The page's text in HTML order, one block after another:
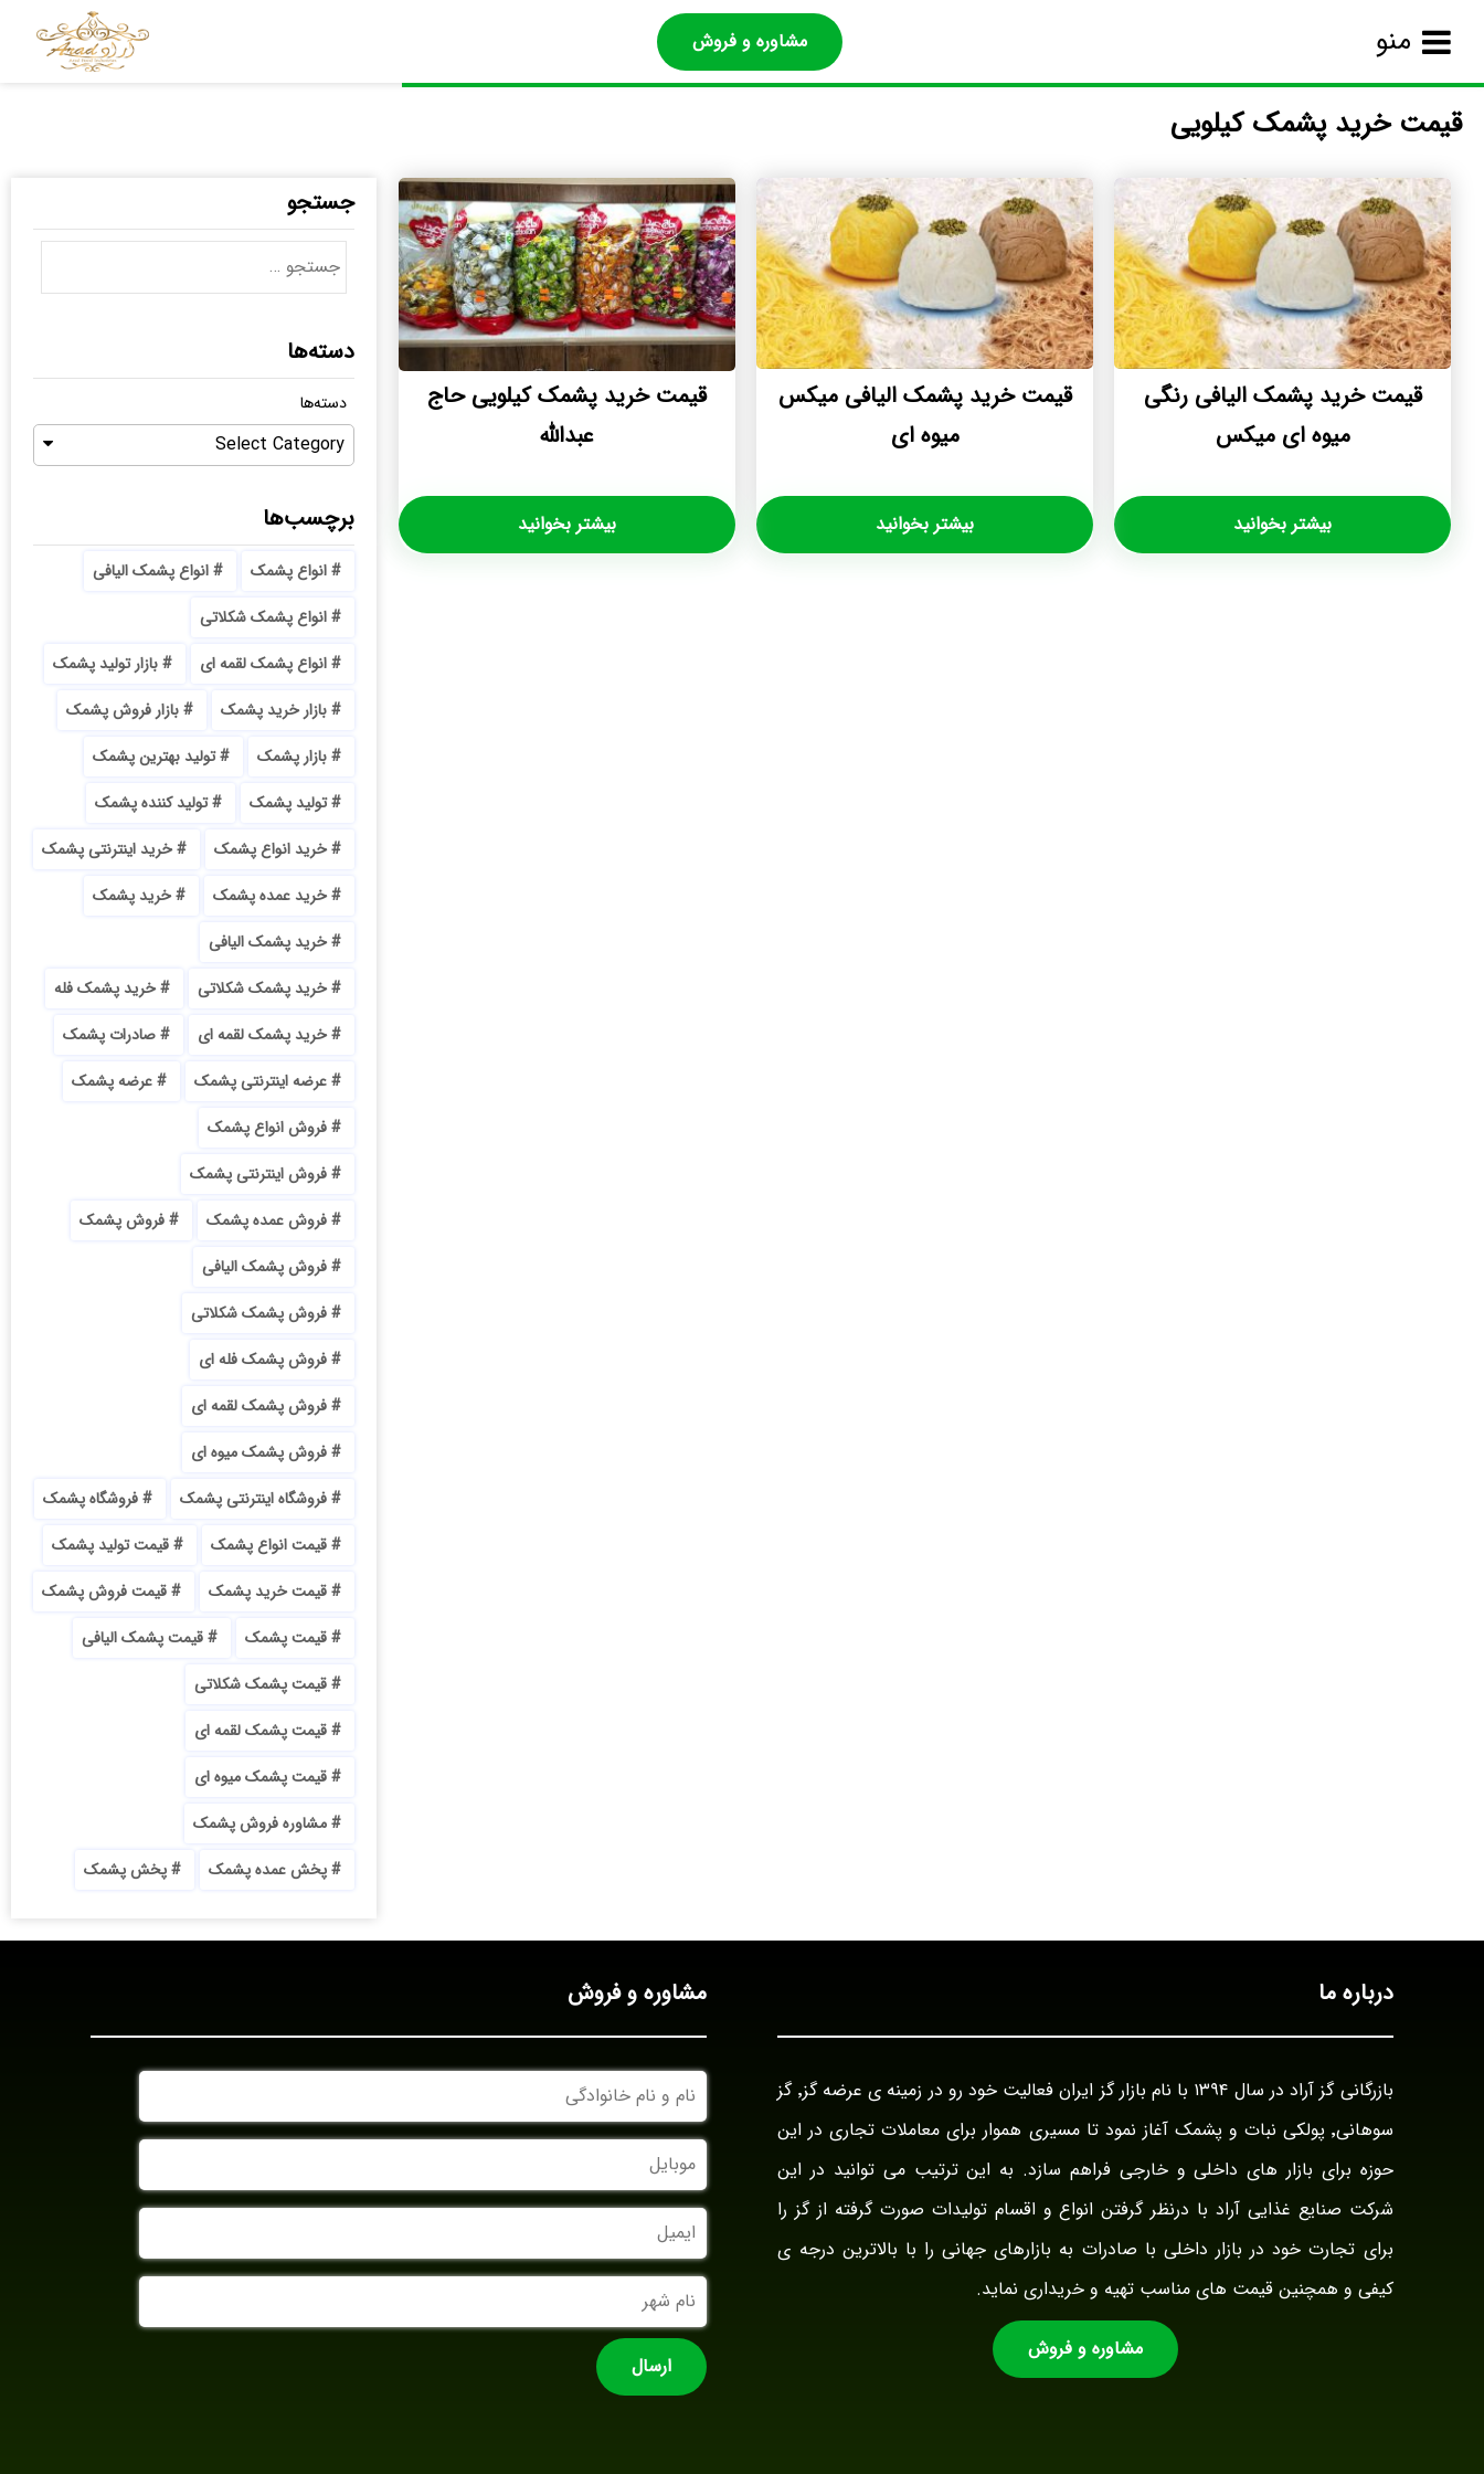
منو مشاوره و فروش
قیمت خرید پشمک کیلویی
قیمت خرید پشمک الیافی رنگی
میوه ای میکس
بیشتر بخوانید
قیمت خرید پشمک الیافی میکس
میوه ای
بیشتر بخوانید
قیمت خرید پشمک کیلویی حاج
عبدالله
بیشتر بخوانید
جستجو
دسته‌ها
دسته‌ها
Select Category
برچسب‌ها
انواع پشمک
انواع پشمک الیافی
انواع پشمک شکلاتی
انواع پشمک لقمه ای
بازار تولید پشمک
بازار خرید پشمک
بازار فروش پشمک
بازار پشمک
تولید بهترین پشمک
تولید پشمک
تولید کننده پشمک
خرید انواع پشمک
خرید اینترنتی پشمک
خرید عمده پشمک
خرید پشمک
خرید پشمک الیافی
خرید پشمک شکلاتی
خرید پشمک فله
خرید پشمک لقمه ای
صادرات پشمک
عرضه اینترنتی پشمک
عرضه پشمک
فروش انواع پشمک
فروش اینترنتی پشمک
فروش عمده پشمک
فروش پشمک
فروش پشمک الیافی
فروش پشمک شکلاتی
فروش پشمک فله ای
فروش پشمک لقمه ای
فروش پشمک میوه ای
فروشگاه اینترنتی پشمک
فروشگاه پشمک
قیمت انواع پشمک
قیمت تولید پشمک
قیمت خرید پشمک
قیمت فروش پشمک
قیمت پشمک
قیمت پشمک الیافی
قیمت پشمک شکلاتی
قیمت پشمک لقمه ای
قیمت پشمک میوه ای
مشاوره فروش پشمک
پخش عمده پشمک
پخش پشمک
درباره ما
بازرگانی گز آراد در سال ۱۳۹۴ با نام بازار گز ایران فعالیت خود رو در زمینه ی عرضه گز٬ گز
سوهانی٬ پولکی نبات و پشمک آغاز نمود تا مسیری هموار برای معاملات تجاری در این
حوزه برای بازار های داخلی و خارجی فراهم سازد. به این ترتیب می توانید در این
شرکت صنایع غذایی آراد با درنظر گرفتن انواع و اقسام تولیدات صورت گرفته از گز را
برای تجارت خود در بازار داخلی با صادرات به بازارهای جهانی را با بالاترین درجه ی
کیفی و همچنین قیمت های مناسب تهیه و خریداری نماید.
مشاوره و فروش
مشاوره و فروش
و
نام
خانوادگی
موبایل
ایمیل
نام
شهر